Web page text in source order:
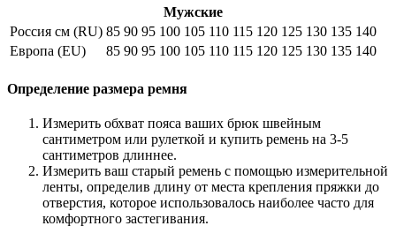
Мужские
Россия см (RU) 85 90 95 100 105 110 115 120 125 130 135 140
Европа (EU)
85 90 95 100 105 110 115 120 125 130 135 140
Определение размера ремня
Измерить обхват пояса ваших брюк швейным
сантиметром или рулеткой и купить ремень на 3-5
сантиметров длиннее.
Измерить ваш старый ремень с помощью измерительной
ленты, определив длину от места крепления пряжки до
отверстия, которое использовалось наиболее часто для
комфортного застегивания.